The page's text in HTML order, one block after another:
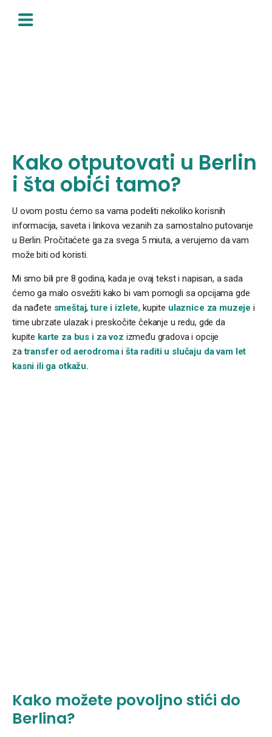
content
Kako otputovati u Berlin
i šta obići tamo?
U ovom postu ćemo sa vama podeliti nekoliko korisnih
informacija, saveta i linkova vezanih za samostalno putovanje
u Berlin. Pročitaćete ga za svega 5 miuta, a verujemo da vam
može biti od koristi.
Mi smo bili pre 8 godina, kada je ovaj tekst i napisan, a sada
ćemo ga malo osvežiti kako bi vam pomogli sa opcijama gde
da nađete smeštaj,ture i izlete, kupite ulaznice za muzeje i
time ubrzate ulazak i preskočite čekanje u redu, gde da
kupite karte za bus i za voz između gradova i opcije
zatransfer od aerodromai šta raditi u slučaju da vam let
kasni ili ga otkažu.
Kako možete povoljno stići do
Berlina?